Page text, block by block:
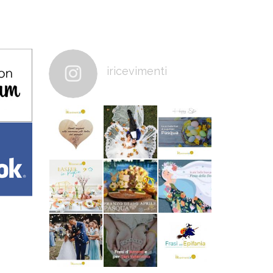
iricevimenti